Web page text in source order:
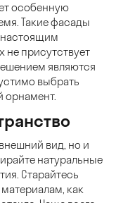
особенную
Такие фасады
настоящим
не присутствует
являются
выбрать
орнамент.
вид, но и
натуральные
Старайтесь
как